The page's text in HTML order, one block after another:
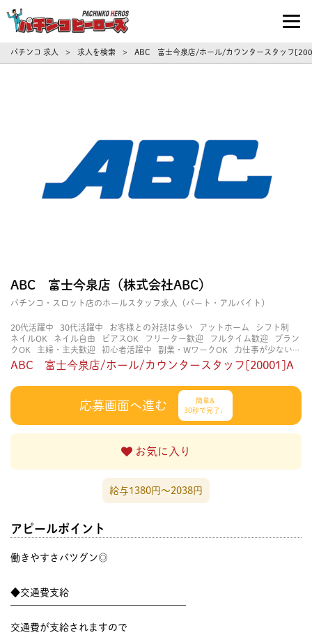
パチンコ求人・転職ならパチンコヒーロ
パチンコ 求人 > 求人を検索 > ABC 富士今泉店/ホール/カウンタースタッフ
ABC 富士今泉店（株式会社ABC）
パチンコ・スロット店のホールスタッフ求人（パート・アルバイト）
20代活躍中 30代活躍中 お客様との対話は多い アットホーム
シフト制
ネイルOK
ネイル自由 ピアスOK フリーター歓迎 フルタイム歓迎
ブラン
クOK
主婦・主夫歓迎 初心者活躍中 副業・WワークOK
力仕事が少ない
大学生歓迎
学歴不問 扶養内勤務OK 知識・経験不要 研修あり
立ち仕事
経験者・有資格者歓迎
茶髪OK 賑やかな職場 週4日以上OK 金髪OK
長く
ABC 富士今泉店/ホール/カウンタースタッフ[20001]A
応募画面へ進む
簡単&
30秒で完了♩
お気に入り
給与1380円〜2038円
アピールポイント
働きやすさバツグン◎
◆交通費支給
交通費が支給されますので